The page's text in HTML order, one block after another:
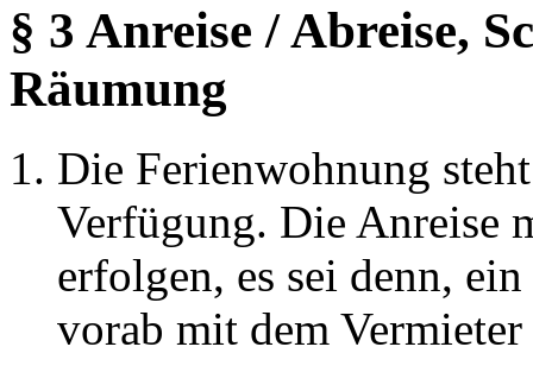
§ 3 Anreise / Abreise,
Räumung
Die Ferienwohnung
Verfügung. Die Anreise
erfolgen, es sei denn,
vorab mit dem